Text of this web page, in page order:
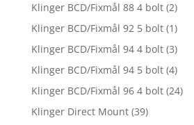
Klinger BCD/Fixmål 88 4 bolt (2)
Klinger BCD/Fixmål 92 5 bolt (1)
Klinger BCD/Fixmål 94 4 bolt (3)
Klinger BCD/Fixmål 94 5 bolt (4)
Klinger BCD/Fixmål 96 4 bolt (24)
Klinger Direct Mount (39)